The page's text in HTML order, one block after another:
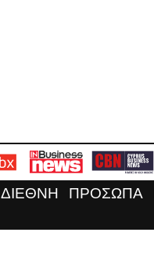
ΔΙΕΘΝΗ ΠΡΟΣΩΠΑ